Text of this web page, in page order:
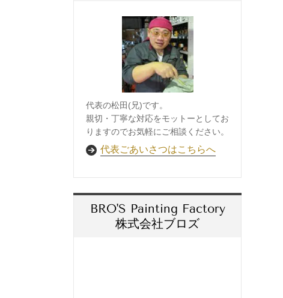
代表の松田(兄)です。
親切・丁寧な対応をモットーとしてお
りますのでお気軽にご相談ください。
代表ごあいさつはこちらへ
BRO'S Painting Factory
株式会社ブロズ